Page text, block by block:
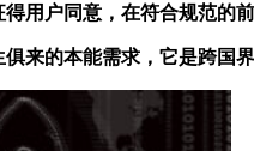
用户同意，在符合规范的
来的本能需求，它是跨国